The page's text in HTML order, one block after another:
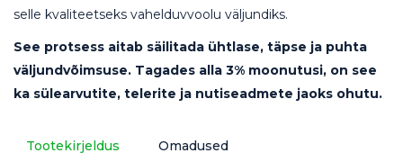
selle kvaliteetseks vahelduvvoolu väljundiks.
See protsess aitab säilitada ühtlase, täpse ja puhta
väljundvõimsuse. Tagades alla 3% moonutusi, on see
ka sülearvutite, telerite ja nutiseadmete jaoks ohutu.
Tootekirjeldus Omadused